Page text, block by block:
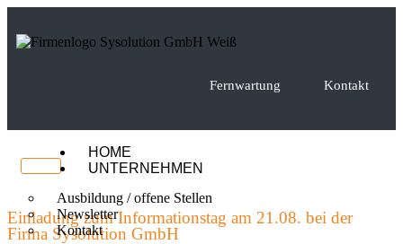
Fernwartung Kontakt
HOME
UNTERNEHMEN
Ausbildung / offene Stellen
Newsletter
Kontakt
Einladung zum Informationstag am 21.08. bei der
Firma Sysolution GmbH